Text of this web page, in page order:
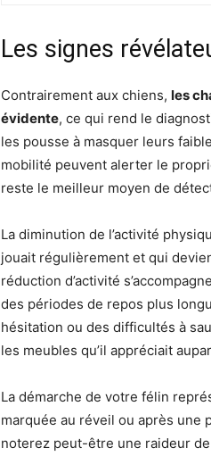
Les signes
Contrairement aux chiens, les
évidente, ce qui rend le
les pousse à masquer leurs
mobilité peuvent alerter le
reste le meilleur moyen de
La diminution de l’activité
jouait régulièrement et qui
réduction d’activité
des périodes de repos plus
hésitation ou des difficultés à
les meubles qu’il appréciait
La démarche de votre félin
marquée au réveil ou après une
noterez peut-être une raideur